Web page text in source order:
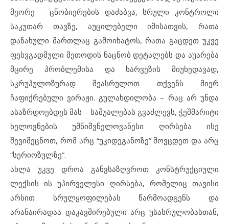
მეორე – ცნობიერების დაძაბვა, სრული კონტროლი
საკუთარ თავზე, აუცილებელი იმისათვის, რათა
დანახული მართლაც გამოიხატოს, რათა გაცდეთ უკვე
ფესვგადმული მეთოდის ნაცნობ დეტალებს და აუარება
მცირე პრობლემისა და ხარვეზის მიუხედავად,
სკრუპულოზურად შეასრულოთ თქვენს მიერ
ჩაფიქრებული ვირაჟი. გულახდილობა – რაც არ უნდა
ასაზრდოებდეს მას – საშუალებას გვაძლევს, ჭეშმარიტი
ხელოვნების უმნიშვნელოვანესი ღირსება ისე
შევიმეცნოთ, რომ არც “უკიდეგანოზე” მოვცდეთ და არც
“სერიოზულზე”.
ახლა უკვე დროა განვსაზღვროთ კონსტრუქციული
ლექსის ის უპირველესი ღირსება, რომელიც თავისი
არსით სრულყოფილებას წარმოადგენს და
არანაირადაა დაკავშირებული არც უსასრულობასთან,